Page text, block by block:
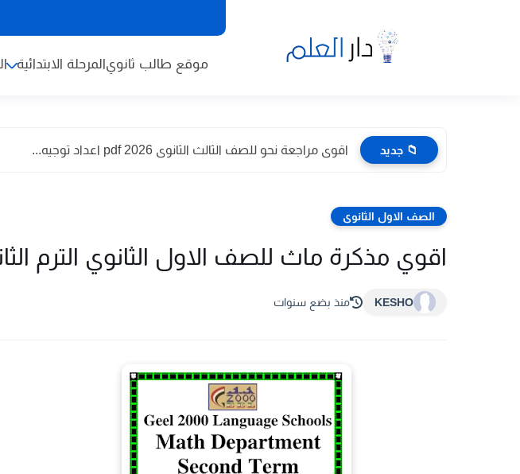
موقع طالب ثانويالمرحلة الابتدائية
📁 جديد اقوى مراجعة نحو للصف الثالث الثانوى 2026 pdf اعداد توجيه...
الصف الاول الثانوى
اقوي مذكرة ماث للصف الاول الثانوي الترم الثاني
KESHO منذ بضع سنوات